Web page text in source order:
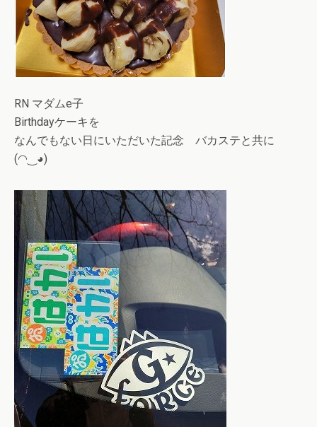
RN マダムe子
Birthdayケーキを
なんでもない日にいただいた記念 バカステと共に
(◠‿◕)